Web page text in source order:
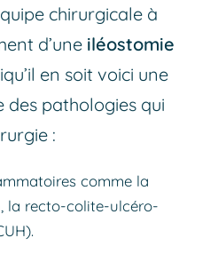
chirurgicale à
d’une iléostomie
en soit voici une
des pathologies qui
:
comme la
la recto-colite-ulcéro-